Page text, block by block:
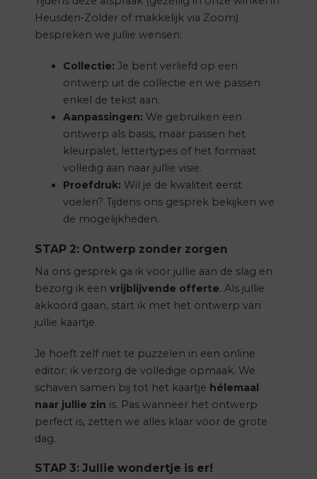
Heusden-Zolder of makkelijk via Zoom)
bespreken we jullie wensen:
Collectie: Je bent verliefd op een
ontwerp uit de collectie en we passen
enkel de tekst aan.
Aanpassingen: We gebruiken een
ontwerp als basis, maar passen het
kleurpalet, lettertypes of het formaat
volledig aan naar jullie visie.
Proefdruk: Wil je de kwaliteit eerst
voelen? Tijdens ons gesprek bekijken we
de mogelijkheden.
STAP 2: Ontwerp zonder zorgen
Na ons gesprek ga ik voor jullie aan de slag en
bezorg ik een vrijblijvende offerte. Als jullie
akkoord gaan, start ik met het ontwerp van
jullie kaartje.
Je hoeft zelf niet te puzzelen in een online
editor; ik verzorg de volledige opmaak. We
schaven samen bij tot het kaartje hélemaal
naar jullie zin is. Pas wanneer het ontwerp
perfect is, zetten we alles klaar voor de grote
dag.
STAP 3: Jullie wondertje is er!